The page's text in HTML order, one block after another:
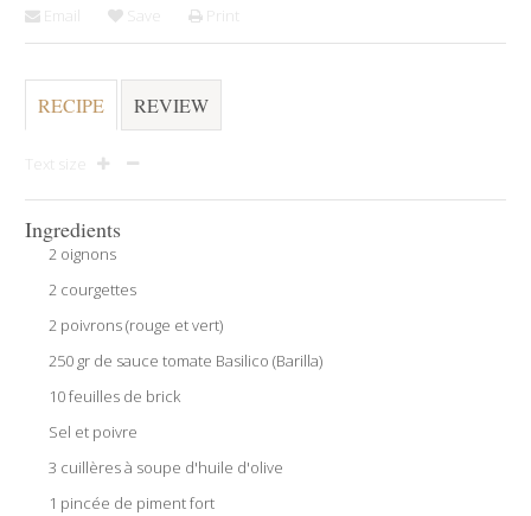
Email Save Print
RECIPE REVIEW
Text size
Ingredients
2 oignons
2 courgettes
2 poivrons (rouge et vert)
250 gr de sauce tomate Basilico (Barilla)
10 feuilles de brick
Sel et poivre
3 cuillères à soupe d'huile d'olive
1 pincée de piment fort